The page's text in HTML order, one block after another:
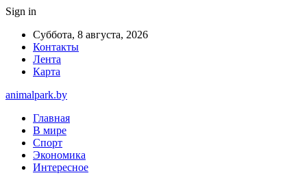
Sign in
Суббота, 8 августа, 2026
Контакты
Лента
Карта
animalpark.by
Главная
В мире
Спорт
Экономика
Интересное